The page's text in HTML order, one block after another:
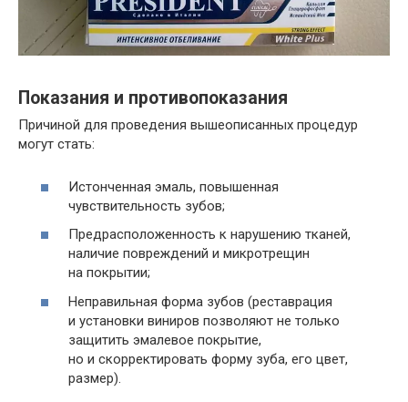
Показания и противопоказания
Причиной для проведения вышеописанных процедур
могут стать:
Истонченная эмаль, повышенная
чувствительность зубов;
Предрасположенность к нарушению тканей,
наличие повреждений и микротрещин
на покрытии;
Неправильная форма зубов (реставрация
и установки виниров позволяют не только
защитить эмалевое покрытие,
но и скорректировать форму зуба, его цвет,
размер).